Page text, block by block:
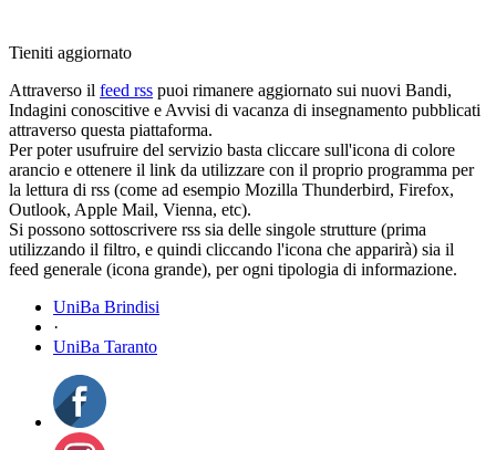
Tieniti aggiornato
Attraverso il feed rss puoi rimanere aggiornato sui nuovi Bandi,
Indagini conoscitive e Avvisi di vacanza di insegnamento pubblicati
attraverso questa piattaforma.
Per poter usufruire del servizio basta cliccare sull'icona di colore
arancio e ottenere il link da utilizzare con il proprio programma per
la lettura di rss (come ad esempio Mozilla Thunderbird, Firefox,
Outlook, Apple Mail, Vienna, etc).
Si possono sottoscrivere rss sia delle singole strutture (prima
utilizzando il filtro, e quindi cliccando l'icona che apparirà) sia il
feed generale (icona grande), per ogni tipologia di informazione.
UniBa Brindisi
·
UniBa Taranto